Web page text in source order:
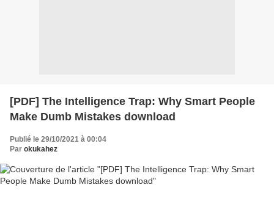
[PDF] The Intelligence Trap: Why Smart People
Make Dumb Mistakes download
Publié le 29/10/2021 à 00:04
Par okukahez